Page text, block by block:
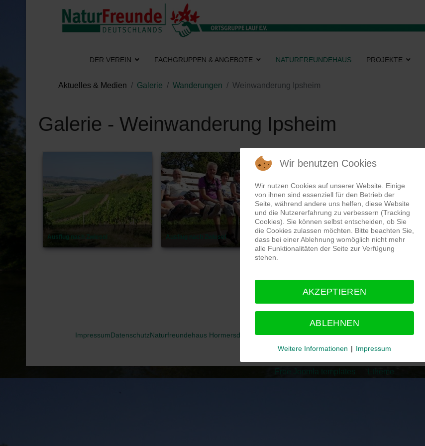
DER VEREIN FACHGRUPPEN & ANGEBOTE NATURFREUNDEHAUS PROJEKTE
Aktuelles & Medien Galerie Wanderungen Weinwanderung Ipsheim
Galerie - Weinwanderung Ipsheim
Ausflug nach Zwiesel Ausflug nach Zwiesel Ausflug nach Zwiesel
ImpressumDatenschutzNaturfreundehaus Hormersdorf Naturfreunde DeutschlandIntern
Ltheme
Wir benutzen Cookies
Wir nutzen Cookies auf unserer Website. Einige
von ihnen sind essenziell für den Betrieb der
Seite, während andere uns helfen, diese Website
und die Nutzererfahrung zu verbessern (Tracking
Cookies). Sie können selbst entscheiden, ob Sie
die Cookies zulassen möchten. Bitte beachten Sie,
dass bei einer Ablehnung womöglich nicht mehr
alle Funktionalitäten der Seite zur Verfügung
stehen.
AKZEPTIEREN
ABLEHNEN
Weitere Informationen | Impressum